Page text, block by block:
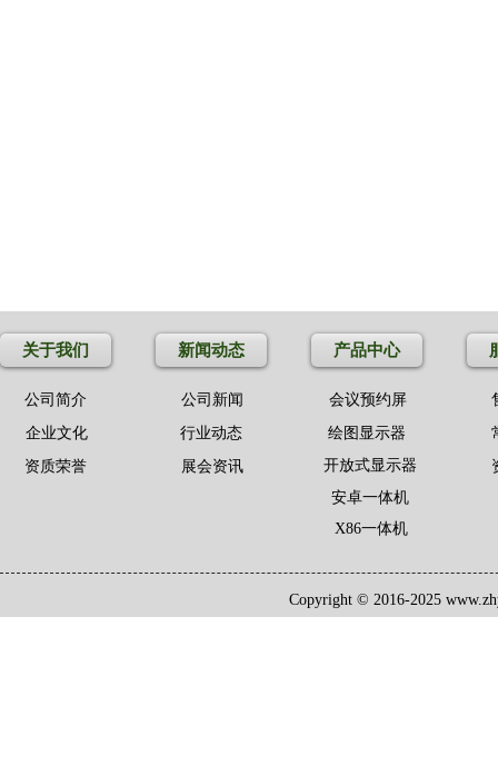
安卓一体机
开放式显示器
行业动态
公司新闻
绘图显示器
产品中心
Copyright © 2016-2025
关于我们 新闻动态
公司简介
X86一体机
企业文化
展会资讯
会议预约屏
资质荣誉